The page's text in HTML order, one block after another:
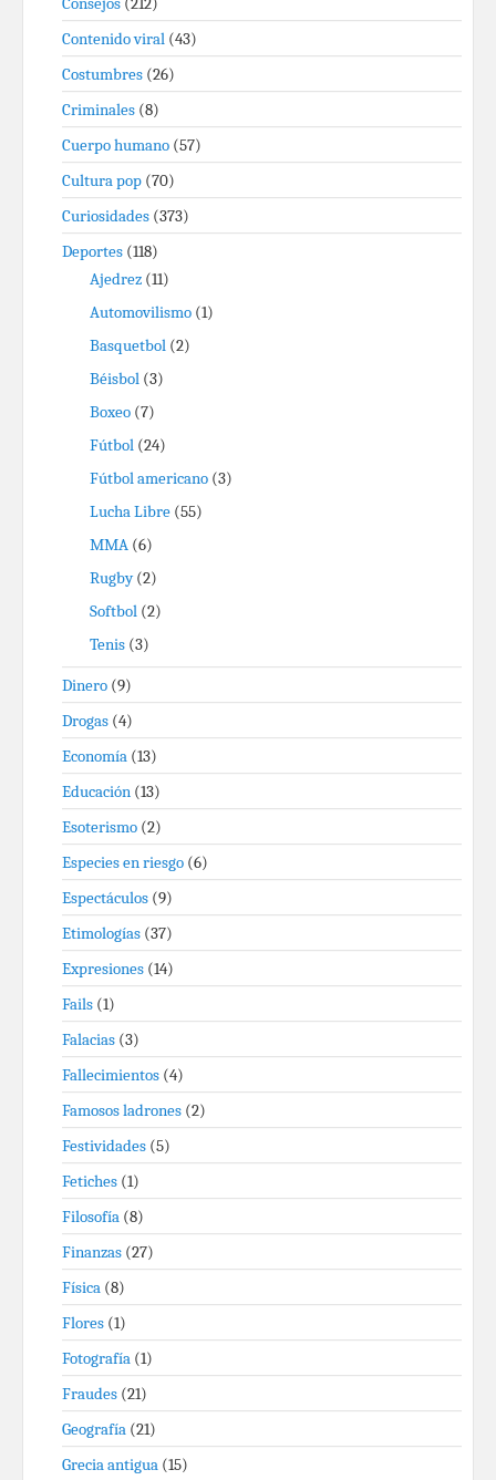
Contenido viral (43)
Costumbres (26)
Criminales (8)
Cuerpo humano (57)
Cultura pop (70)
Curiosidades (373)
Deportes (118)
Ajedrez (11)
Automovilismo (1)
Basquetbol (2)
Béisbol (3)
Boxeo (7)
Fútbol (24)
Fútbol americano (3)
Lucha Libre (55)
MMA (6)
Rugby(2)
Softbol (2)
Tenis (3)
Dinero (9)
Drogas (4)
Economía (13)
Educación (13)
Esoterismo (2)
Especies en riesgo (6)
Espectáculos (9)
Etimologías (37)
Expresiones (14)
Fails (1)
Falacias (3)
Fallecimientos (4)
Famosos ladrones (2)
Festividades (5)
Fetiches (1)
Filosofía (8)
Finanzas (27)
Física (8)
Flores (1)
Fotografía (1)
Fraudes (21)
Geografía (21)
Grecia antigua (15)